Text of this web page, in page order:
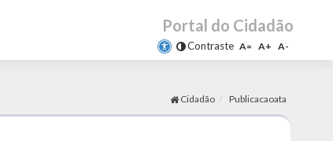
Portal do Cidadão
Contraste A= A+ A-
Cidadão Publicacaoata